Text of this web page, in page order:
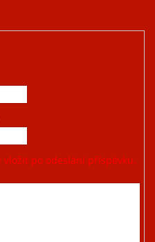
vložit po odeslání příspěvku.